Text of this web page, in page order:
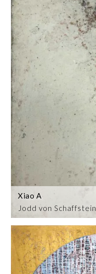
Jodd von Schaffstein
Xiao A